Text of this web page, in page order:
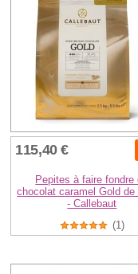
115,40 €
Pepites à faire fondre
chocolat caramel Gold de
- Callebaut
(1)